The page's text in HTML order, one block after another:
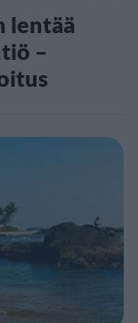
lentää
–